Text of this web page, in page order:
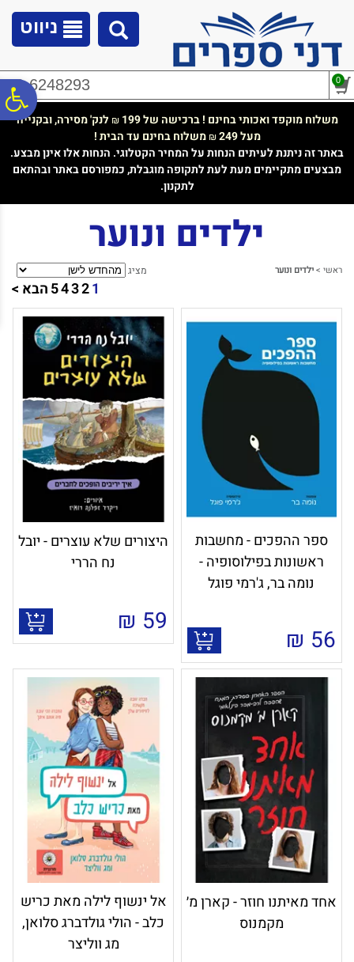
נגישות
ניווט
02-6248293 0
משלוח מוקפד ואכותי בחינם ! ברכישה של 199 ₪ לנק' מסירה, ובקנייה
מעל 249
₪משלוח בחינם עד הבית !
באתר זה ניתנת לעיתים הנחות על המחיר הקטלוגי. הנחות אלו אינן מבצע.
מבצעים מתקיימים מעת לעת לתקופה מוגבלת, כמפורסם באתר ובהתאם
לתקנון.
ילדים ונוער
ראשי >ילדים ונוער מציג
1
2
3
4
5הבא >
ספר ההפכים - מחשבות
ראשונות בפילוסופיה -
נומה בר, ג'רמי פוגל
56
₪
היצורים שלא עוצרים - יובל
נח הררי
59
₪
אחד מאיתנו חוזר - קארן מ׳
מקמנוס
אל ינשוף לילה מאת כריש
כלב - הולי גולדברג סלואן,
מג ווליצר